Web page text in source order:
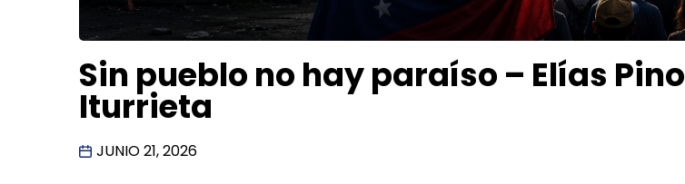
Sin pueblo no hay paraíso – Elías Pino
Iturrieta
JUNIO 21, 2026